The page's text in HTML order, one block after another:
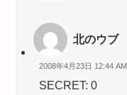
北のウブ
2008年4月23日 12:44 AM
SECRET: 0